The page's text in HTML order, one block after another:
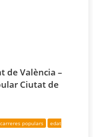
de València –
Ciutat de
carreres populars
edat